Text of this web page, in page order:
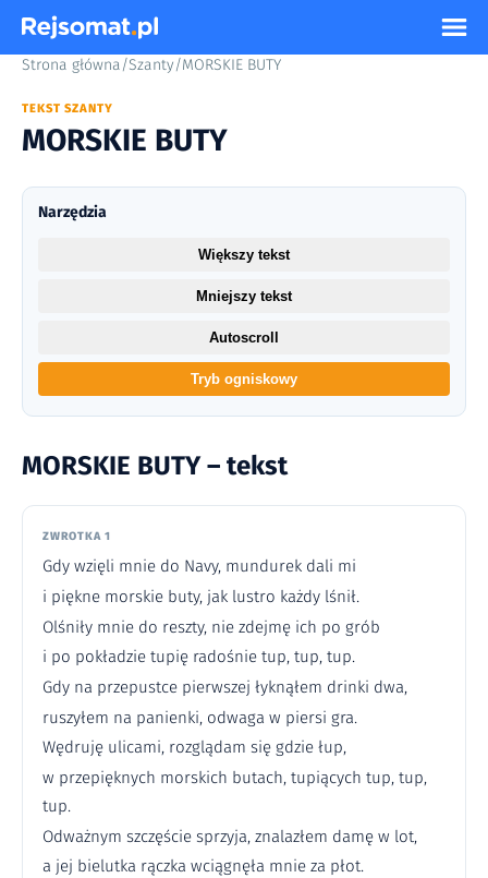
Strona główna/Szanty/MORSKIE BUTY
TEKST SZANTY
MORSKIE BUTY
MORSKIE BUTY – tekst
ZWROTKA 1
Gdy wzięli mnie do Navy, mundurek dali mi
i piękne morskie buty, jak lustro każdy lśnił.
Olśniły mnie do reszty, nie zdejmę ich po grób
i po pokładzie tupię radośnie tup, tup, tup.
Gdy na przepustce pierwszej łyknąłem drinki dwa,
ruszyłem na panienki, odwaga w piersi gra.
Wędruję ulicami, rozglądam się gdzie łup,
w przepięknych morskich butach, tupiących tup, tup,
tup.
Odważnym szczęście sprzyja, znalazłem damę w lot,
a jej bielutka rączka wciągnęła mnie za płot.
Narzędzia
Większy tekst
Mniejszy tekst
Autoscroll
Tryb ogniskowy